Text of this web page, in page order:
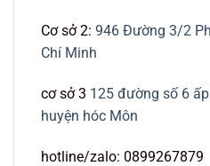
Cơ sở 2: 946 Đường 3/2
Chí Minh
cơ sở 3 125 đường số 6
huyện hóc Môn
hotline/zalo: 0899267879